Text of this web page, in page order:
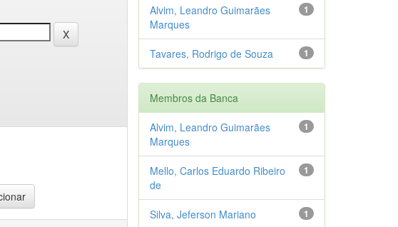
1
Alvim, Leandro Guimarães
Marques
1
Tavares, Rodrigo de Souza
Membros da Banca
1
Alvim, Leandro Guimarães
Marques
1
Mello, Carlos Eduardo Ribeiro
de
1
Silva, Jeferson Mariano